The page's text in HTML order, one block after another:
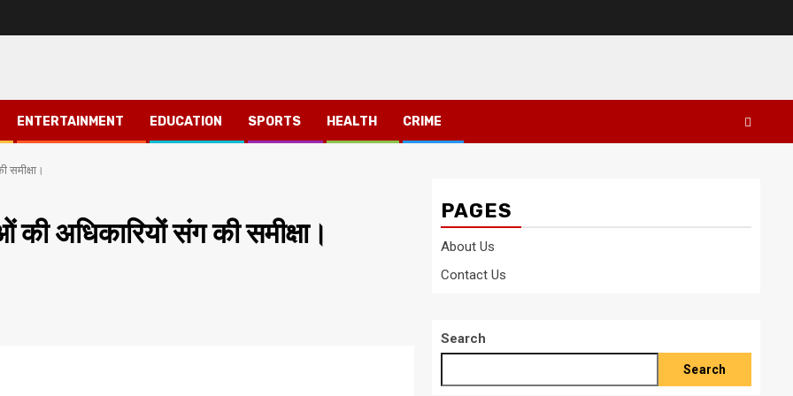
ENTERTAINMENT EDUCATION SPORTS HEALTH CRIME
समीक्षा।
अधिकारियों संग की समीक्षा।
PAGES
About Us
Contact Us
Search
Search